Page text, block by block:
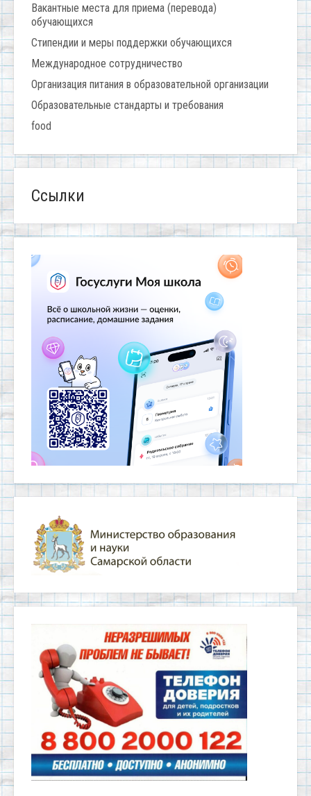
Вакантные места для приема (перевода)
обучающихся
Стипендии и меры поддержки обучающихся
Международное сотрудничество
Организация питания в образовательной организации
Образовательные стандарты и требования
food
Ссылки